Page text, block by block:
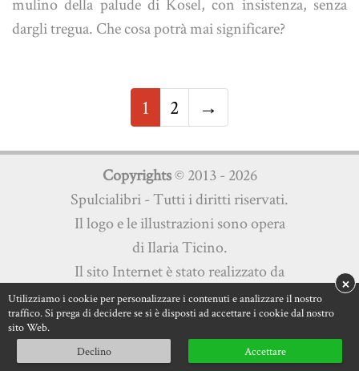
Utilizziamo i cookie per personalizzare i contenuti e analizzare il nostro
traffico. Si prega di decidere se si è disposti ad accettare i cookie dal nostro
sito Web.
Declino
Accettare
×
mulino della palude di Kosel, con insistenza, senza
dargli tregua. Che cosa potrà mai significare?
1 2 →
Copyrights© 2013 - 2026
Spulcialibri - Tutti i diritti riservati.
Il logo e le illustrazioni sono opera
di Ilaria Ticino.
Il sito Internet è stato realizzato da
Martini Multimedia s.a.s.
Privacy Policy|Cookie Policy